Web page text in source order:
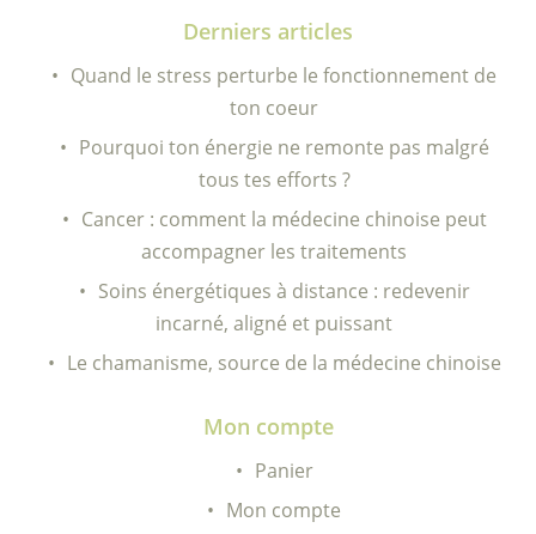
Derniers articles
Quand le stress perturbe le fonctionnement de
ton coeur
Pourquoi ton énergie ne remonte pas malgré
tous tes efforts ?
Cancer : comment la médecine chinoise peut
accompagner les traitements
Soins énergétiques à distance : redevenir
incarné, aligné et puissant
Le chamanisme, source de la médecine chinoise
Mon compte
Panier
Mon compte